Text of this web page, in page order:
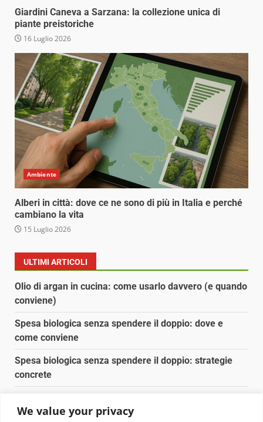
We value your privacy
Giardini Caneva a Sarzana: la collezione unica di
piante preistoriche
16 Luglio 2026
Ambiente
Alberi in città: dove ce ne sono di più in Italia e perché
cambiano la vita
15 Luglio 2026
ULTIMI ARTICOLI
Olio di argan in cucina: come usarlo davvero (e quando
conviene)
Spesa biologica senza spendere il doppio: dove e
come conviene
Spesa biologica senza spendere il doppio: strategie
concrete